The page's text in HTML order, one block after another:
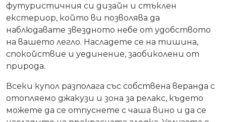
футуристичния си дизайн и стъклен
екстериор, който ви позволява да
наблюдавате звездното небе от удобството
на вашето легло. Насладете се на тишина,
спокойствие и уединение, заобиколени от
природа.
Всеки купол разполага със собствена веранда с
отопляемо джакузи и зона за релакс, където
можете да се отпуснете с чаша вино и да се